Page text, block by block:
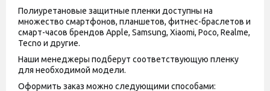
Полиуретановые защитные пленки доступны на
множество смартфонов, планшетов, фитнес-браслетов и
смарт-часов брендов Apple, Samsung, Xiaomi, Poco, Realme,
Tecno и другие.
Наши менеджеры подберут соответствующую пленку
для необходимой модели.
Оформить заказ можно следующими способами: